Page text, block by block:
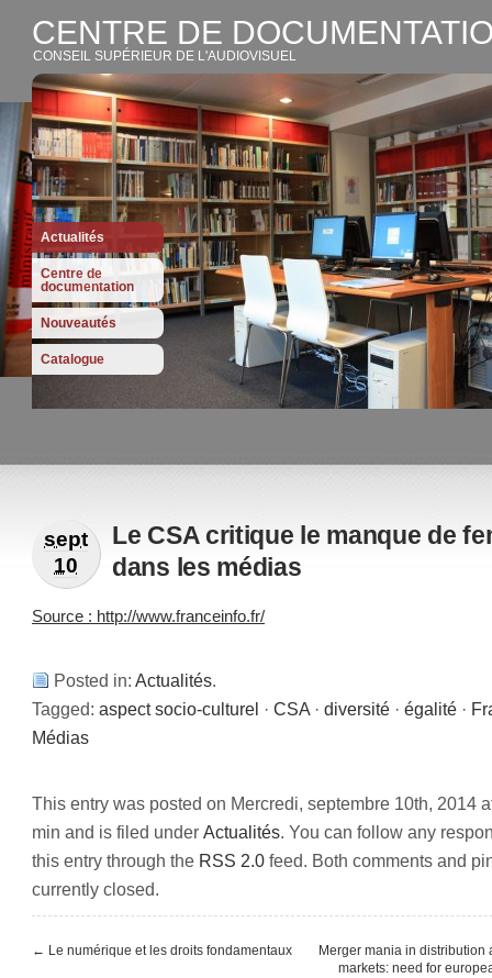
CENTRE DE
CONSEIL SUPÉRIEUR DE L'AUDIOVISUEL
Actualités
Centre de
documentation
Nouveautés
Catalogue
sept
10
Le CSA critique le manque de
dans les médias
Source : http://www.franceinfo.fr/
Posted in: Actualités.
Tagged: aspect socio-culturel · CSA · diversité · égalité ·
Médias
This entry was posted on Mercredi, septembre 10th, 2014
min and is filed under Actualités . You can follow any
this entry through the RSS 2.0 feed. Both comments and
currently closed.
← Le numérique et les droits fondamentaux
Merger mania in distribution
markets: need for